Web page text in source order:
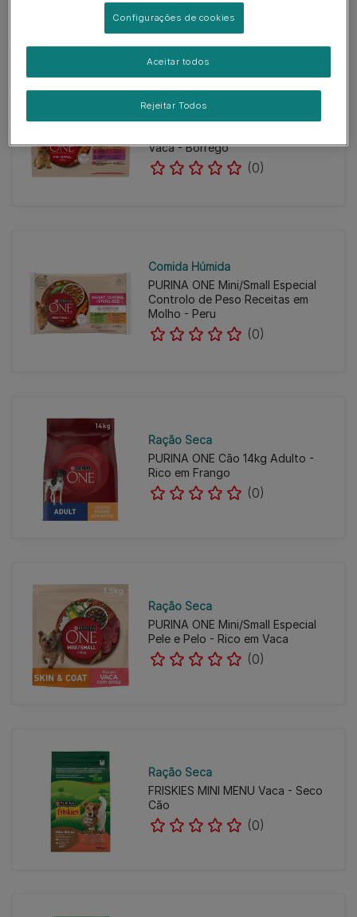
Comida Húmida
PURINA ONE Mini/Small Adulto
Vaca - Borrego
(0)
Comida Húmida
PURINA ONE Mini/Small Especial
Controlo de Peso Receitas em
Molho - Peru
(0)
Ração Seca
PURINA ONE Cão 14kg Adulto -
Rico em Frango
(0)
Ração Seca
PURINA ONE Mini/Small Especial
Pele e Pelo - Rico em Vaca
(0)
Ração Seca
FRISKIES MINI MENU Vaca - Seco
Cão
(0)
Configurações de cookies
Rejeitar Todos
Aceitar todos